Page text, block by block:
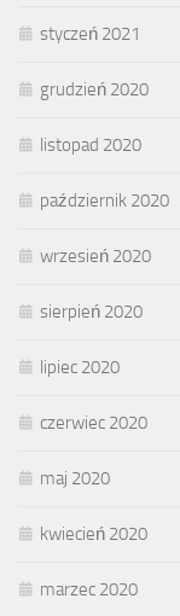
styczeń 2021
grudzień 2020
listopad 2020
październik 2020
wrzesień 2020
sierpień 2020
lipiec 2020
czerwiec 2020
maj 2020
kwiecień 2020
marzec 2020